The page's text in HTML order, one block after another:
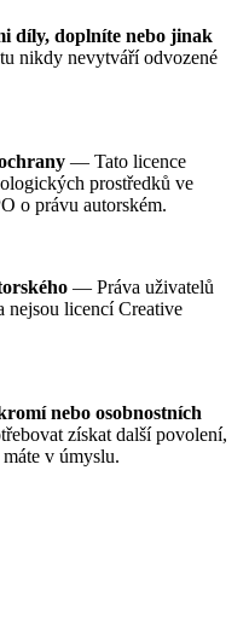
díly, doplníte nebo jinak
nikdy nevytváří odvozené
— Tato licence
prostředků ve
o právu autorském.
— Práva uživatelů
licencí Creative
nebo osobnostních
získat další povolení,
v úmyslu.